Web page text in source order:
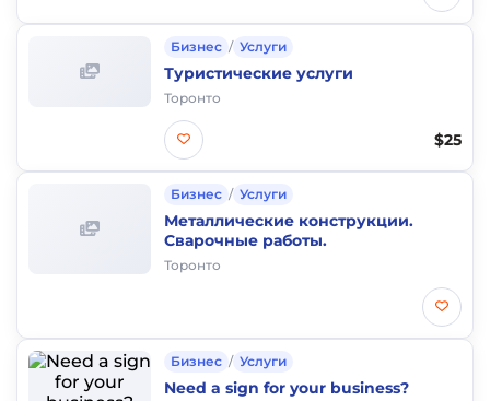
Бизнес / Услуги
Туристические услуги
Торонто
$25
Бизнес / Услуги
Металлические конструкции.
Сварочные работы.
Торонто
Бизнес / Услуги
Need a sign for your business?